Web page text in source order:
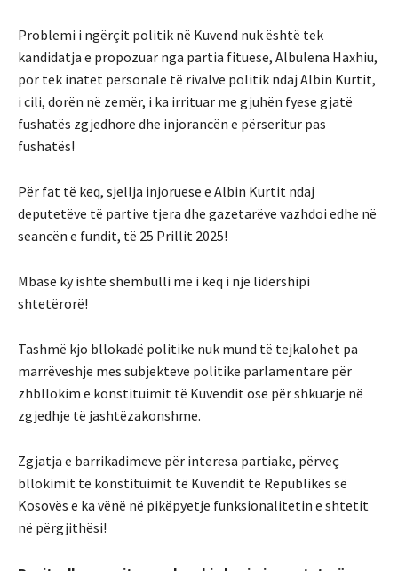
Problemi i ngërçit politik në Kuvend nuk është tek
kandidatja e propozuar nga partia fituese, Albulena Haxhiu,
por tek inatet personale të rivalve politik ndaj Albin Kurtit,
i cili, dorën në zemër, i ka irrituar me gjuhën fyese gjatë
fushatës zgjedhore dhe injorancën e përseritur pas
fushatës!
Për fat të keq, sjellja injoruese e Albin Kurtit ndaj
deputetëve të partive tjera dhe gazetarëve vazhdoi edhe në
seancën e fundit, të 25 Prillit 2025!
Mbase ky ishte shëmbulli më i keq i një lidershipi
shtetërorë!
Tashmë kjo bllokadë politike nuk mund të tejkalohet pa
marrëveshje mes subjekteve politike parlamentare për
zhbllokim e konstituimit të Kuvendit ose për shkuarje në
zgjedhje të jashtëzakonshme.
Zgjatja e barrikadimeve për interesa partiake, përveç
bllokimit të konstituimit të Kuvendit të Republikës së
Kosovës e ka vënë në pikëpyetje funksionalitetin e shtetit
në përgjithësi!